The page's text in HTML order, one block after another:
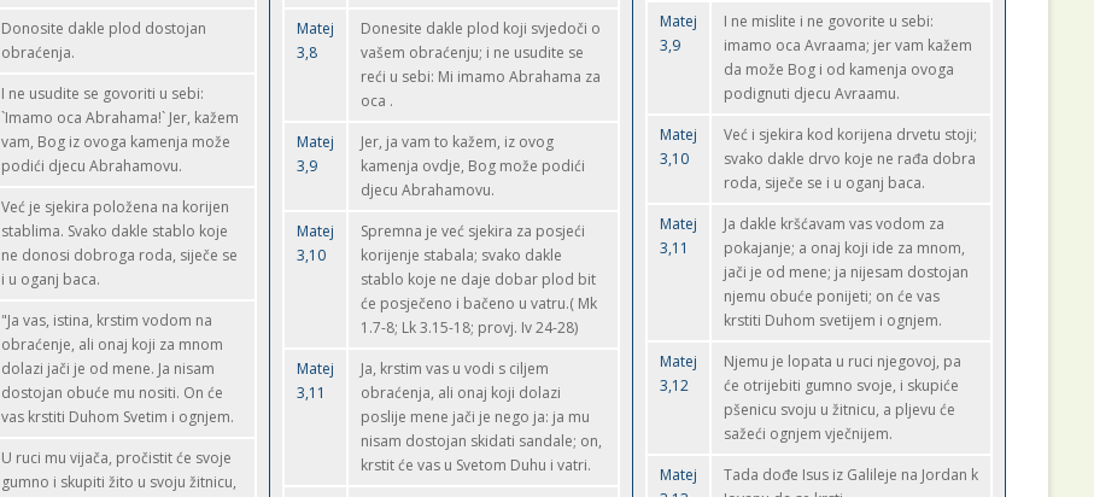
Donosite dakle plod dostojan
obraćenja.
I ne usudite se govoriti u sebi:
`Imamo oca Abrahama!` Jer, kažem
vam, Bog iz ovoga kamenja može
podići djecu Abrahamovu.
Već je sjekira položena na korijen
stablima. Svako dakle stablo koje
ne donosi dobroga roda, siječe se
i u oganj baca.
"Ja vas, istina, krstim vodom na
obraćenje, ali onaj koji za mnom
dolazi jači je od mene. Ja nisam
dostojan obuće mu nositi. On će
vas krstiti Duhom Svetim i ognjem.
U ruci mu vijača, pročistit će svoje
gumno i skupiti žito u svoju žitnicu,
Matej
3,8
Donesite dakle plod koji svjedoči o
vašem obraćenju; i ne usudite se
reći u sebi: Mi imamo Abrahama za
oca .
Matej
3,9
Jer, ja vam to kažem, iz ovog
kamenja ovdje, Bog može podići
djecu Abrahamovu.
Matej
3,10
Spremna je već sjekira za posjeći
korijenje stabala; svako dakle
stablo koje ne daje dobar plod bit
će posječeno i bačeno u vatru.( Mk
1.7-8; Lk 3.15-18; provj. Iv 24-28)
Matej
3,11
Ja, krstim vas u vodi s ciljem
obraćenja, ali onaj koji dolazi
poslije mene jači je nego ja: ja mu
nisam dostojan skidati sandale; on,
krstit će vas u Svetom Duhu i vatri.
Matej
3,9
I ne mislite i ne govorite u sebi:
imamo oca Avraama; jer vam kažem
da može Bog i od kamenja ovoga
podignuti djecu Avraamu.
Matej
3,10
Već i sjekira kod korijena drvetu stoji;
svako dakle drvo koje ne rađa dobra
roda, siječe se i u oganj baca.
Matej
3,11
Ja dakle kršćavam vas vodom za
pokajanje; a onaj koji ide za mnom,
jači je od mene; ja nijesam dostojan
njemu obuće ponijeti; on će vas
krstiti Duhom svetijem i ognjem.
Matej
3,12
Njemu je lopata u ruci njegovoj, pa
će otrijebiti gumno svoje, i skupiće
pšenicu svoju u žitnicu, a pljevu će
sažeći ognjem vječnijem.
Matej
Tada dođe Isus iz Galileje na Jordan k